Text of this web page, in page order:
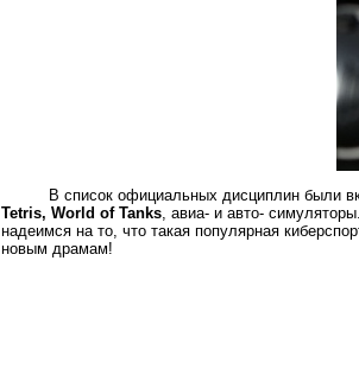
В список официальных дисциплин были
Tetris, World of Tanks, авиа- и авто-
надеимся на то, что такая популярная
новым драмам!